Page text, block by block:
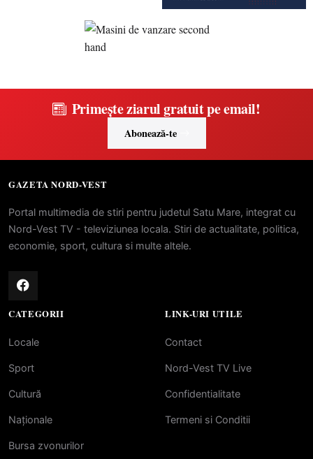
Primește ziarul gratuit pe email!
Abonează-te
GAZETA NORD-VEST
Portal multimedia de stiri pentru judetul Satu Mare, integrat cu
Nord-Vest TV - televiziunea locala. Stiri de actualitate, politica,
economie, sport, cultura si multe altele.
CATEGORII
Locale
Sport
Cultură
Naționale
Bursa zvonurilor
LINK-URI UTILE
Contact
Nord-Vest TV Live
Confidentialitate
Termeni si Conditii